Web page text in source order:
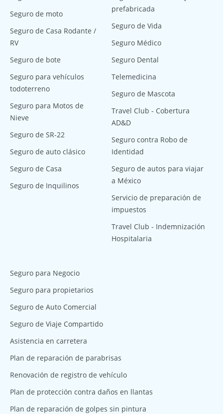
Seguro de moto
Seguro de Casa Rodante /
RV
Seguro de bote
Seguro para vehículos
todoterreno
Seguro para Motos de
Nieve
Seguro de SR-22
Seguro de auto clásico
Seguro de Casa
Seguro de Inquilinos
prefabricada
Seguro de Vida
Seguro Médico
Seguro Dental
Telemedicina
Seguro de Mascota
Travel Club - Cobertura
AD&D
Seguro contra Robo de
Identidad
Seguro de autos para viajar
a México
Servicio de preparación de
impuestos
Travel Club - Indemnización
Hospitalaria
Seguro para Negocio
Seguro para propietarios
Seguro de Auto Comercial
Seguro de Viaje Compartido
Asistencia en carretera
Plan de reparación de parabrisas
Renovación de registro de vehículo
Plan de protección contra daños en llantas
Plan de reparación de golpes sin pintura